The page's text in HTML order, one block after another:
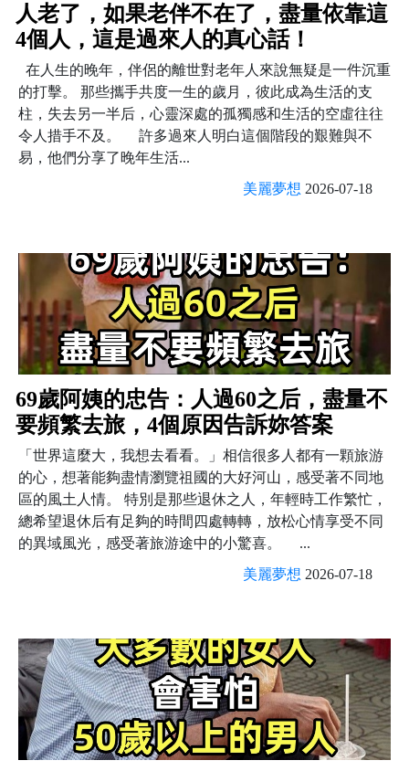
人老了，如果老伴不在了，盡量依靠這
4個人，這是過來人的真心話！
在人生的晚年，伴侶的離世對老年人來說無疑是一件沉重
的打擊。 那些攜手共度一生的歲月，彼此成為生活的支
柱，失去另一半后，心靈深處的孤獨感和生活的空虛往往
令人措手不及。 許多過來人明白這個階段的艱難與不
易，他們分享了晚年生活...
美麗夢想 2026-07-18
69歲阿姨的忠告：人過60之后，盡量不
要頻繁去旅，4個原因告訴妳答案
「世界這麼大，我想去看看。」相信很多人都有一顆旅游
的心，想著能夠盡情瀏覽祖國的大好河山，感受著不同地
區的風土人情。 特別是那些退休之人，年輕時工作繁忙，
總希望退休后有足夠的時間四處轉轉，放松心情享受不同
的異域風光，感受著旅游途中的小驚喜。 ...
美麗夢想 2026-07-18